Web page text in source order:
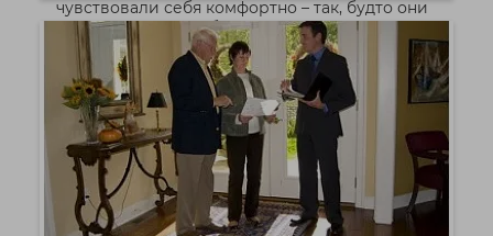
чувствовали себя комфортно – так, будто они
уже находятся у себя дома.
Подробнее